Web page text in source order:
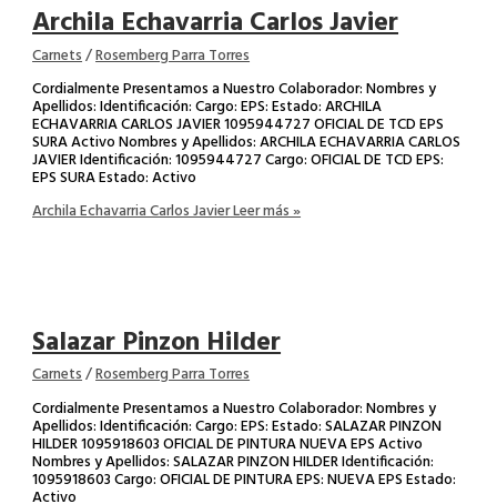
Archila Echavarria Carlos Javier
Carnets/Rosemberg Parra Torres
Cordialmente Presentamos a Nuestro Colaborador: Nombres y
Apellidos: Identificación: Cargo: EPS: Estado: ARCHILA
ECHAVARRIA CARLOS JAVIER 1095944727 OFICIAL DE TCD EPS
SURA Activo Nombres y Apellidos: ARCHILA ECHAVARRIA CARLOS
JAVIER Identificación: 1095944727 Cargo: OFICIAL DE TCD EPS:
EPS SURA Estado: Activo
Archila Echavarria Carlos JavierLeer más »
Salazar Pinzon Hilder
Carnets/Rosemberg Parra Torres
Cordialmente Presentamos a Nuestro Colaborador: Nombres y
Apellidos: Identificación: Cargo: EPS: Estado: SALAZAR PINZON
HILDER 1095918603 OFICIAL DE PINTURA NUEVA EPS Activo
Nombres y Apellidos: SALAZAR PINZON HILDER Identificación:
1095918603 Cargo: OFICIAL DE PINTURA EPS: NUEVA EPS Estado:
Activo